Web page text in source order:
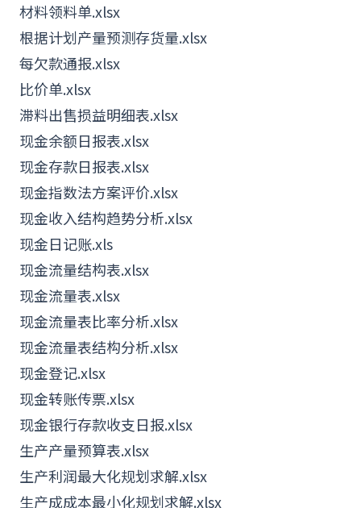
材料领料单.xlsx
根据计划产量预测存货量.xlsx
每欠款通报.xlsx
比价单.xlsx
滞料出售损益明细表.xlsx
现金余额日报表.xlsx
现金存款日报表.xlsx
现金指数法方案评价.xlsx
现金收入结构趋势分析.xlsx
现金日记账.xls
现金流量结构表.xlsx
现金流量表.xlsx
现金流量表比率分析.xlsx
现金流量表结构分析.xlsx
现金登记.xlsx
现金转账传票.xlsx
现金银行存款收支日报.xlsx
生产产量预算表.xlsx
生产利润最大化规划求解.xlsx
生产成成本最小化规划求解.xlsx